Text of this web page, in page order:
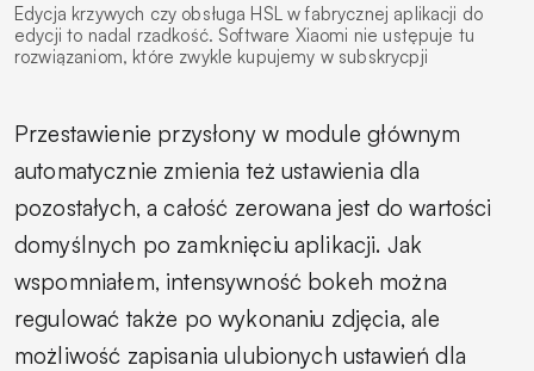
Edycja krzywych czy obsługa HSL w fabrycznej aplikacji do
edycji to nadal rzadkość. Software Xiaomi nie ustępuje tu
rozwiązaniom, które zwykle kupujemy w subskrycpji
Przestawienie przysłony w module głównym
automatycznie zmienia też ustawienia dla
pozostałych, a całość zerowana jest do wartości
domyślnych po zamknięciu aplikacji. Jak
wspomniałem, intensywność bokeh można
regulować także po wykonaniu zdjęcia, ale
możliwość zapisania ulubionych ustawień dla